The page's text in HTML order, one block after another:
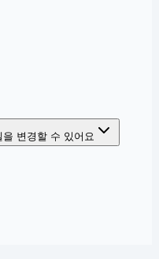
을 변경할 수 있어요